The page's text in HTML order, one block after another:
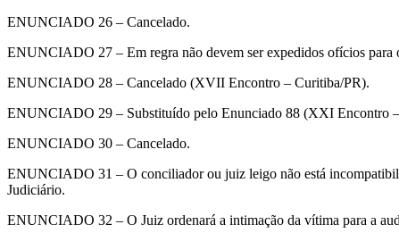
ENUNCIADO 26 – Cancelado.
ENUNCIADO 27 – Em regra não devem ser expedidos ofícios para
ENUNCIADO 28 – Cancelado (XVII Encontro – Curitiba/PR).
ENUNCIADO 29 – Substituído pelo Enunciado 88 (XXI Encontro
ENUNCIADO 30 – Cancelado.
ENUNCIADO 31 – O conciliador ou juiz leigo não está
Judiciário.
ENUNCIADO 32 – O Juiz ordenará a intimação da vítima para a